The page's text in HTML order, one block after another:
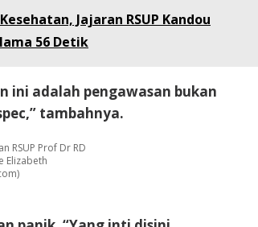
Jajaran RSUP Kandou
56 Detik
ini adalah pengawasan bukan
tambahnya.
RSUP Prof Dr RD
Elizabeth